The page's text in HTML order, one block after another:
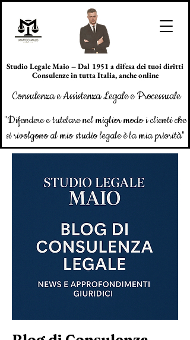
Studio Legale Maio – Dal 1951 a difesa dei tuoi diritti
Consulenze in tutta Italia, anche online
Consulenza e Assistenza Legale e Processuale
"Difendere e tutelare nel miglior modo i clienti che
si rivolgono al mio studio legale è la mia priorità"